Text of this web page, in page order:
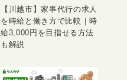
【川越市】家事代行の求人
を時給と働き方で比較｜時
給3,000円を目指せる方法
も解説